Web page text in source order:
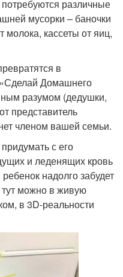
различные
мусорки – баночки
молока, кассеты от яиц,
в
Домашнего
разумом (дедушки,
представитель
членом вашей семьи.
с его
и леденящих кровь
надолго забудет
можно в живую
в 3D-реальности